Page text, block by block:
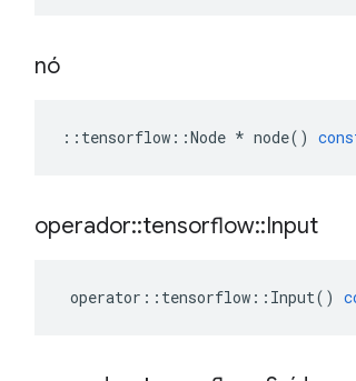
nó
:: tensorflow ::Node * node()
operador::tensorflow::Input
operator :: tensorflow :: Input()